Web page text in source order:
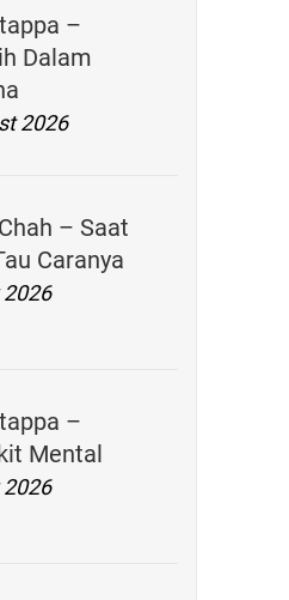
–
Dalam
2026
– Saat
Caranya
–
Mental
2026